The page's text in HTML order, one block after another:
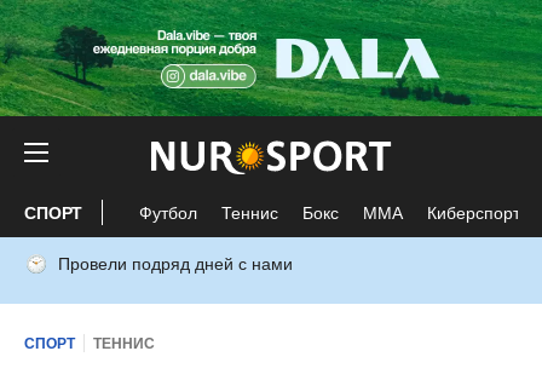
СПОРТ Футбол Теннис Бокс ММА Киберспорт
Провели подряд дней с нами
СПОРТ ТЕННИС